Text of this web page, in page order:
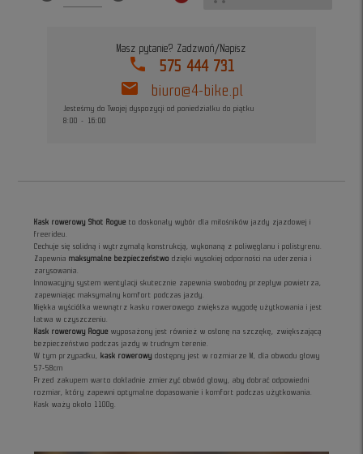
Masz pytanie? Zadzwoń/Napisz
phone 575 444 731
mail biuro@4-bike.pl
Jesteśmy do Twojej dyspozycji od poniedziałku do piątku
8:00 - 16:00
Kask rowerowy Shot Rogue to doskonały wybór dla miłośników jazdy zjazdowej i
freerideu.
Cechuje się solidną i wytrzymałą konstrukcją, wykonaną z poliwęglanu i polistyrenu.
Zapewniamaksymalne bezpieczeństwo dzięki wysokiej odporności na uderzenia i
zarysowania.
Innowacyjny system wentylacji skutecznie zapewnia swobodny przepływ powietrza,
zapewniając maksymalny komfort podczas jazdy.
Miękka wyściółka wewnątrz kasku rowerowego zwiększa wygodę użytkowania i jest
łatwa w czyszczeniu.
Kask rowerowy Rogue wyposażony jest również w osłonę na szczękę, zwiększającą
bezpieczeństwo podczas jazdy w trudnym terenie.
W tym przypadku, kask rowerowy dostępny jest w rozmiarze M, dla obwodu głowy
57-58cm
Przed zakupem warto dokładnie zmierzyć obwód głowy, aby dobrać odpowiedni
rozmiar, który zapewni optymalne dopasowanie i komfort podczas użytkowania.
Kask waży około 1100g.